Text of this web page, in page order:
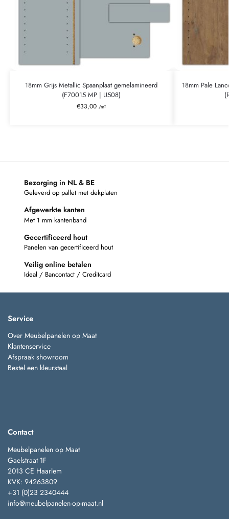
18mm Grijs Metallic Spaanplaat gemelamineerd
(F70015 MP | U508)
€33,00 /m²
18mm Pale
Bezorging in NL & BE
Geleverd op pallet met dekplaten
Afgewerkte kanten
Met 1 mm kantenband
Gecertificeerd hout
Panelen van gecertificeerd hout
Veilig online betalen
Ideal / Bancontact / Creditcard
Service
Over Meubelpanelen op Maat
Klantenservice
Afspraak showroom
Bestel een kleurstaal
Contact
Meubelpanelen op Maat
Gaelstraat 1F
2013 CE Haarlem
KVK: 94263809
+31 (0)23 2340444
info@meubelpanelen-op-maat.nl